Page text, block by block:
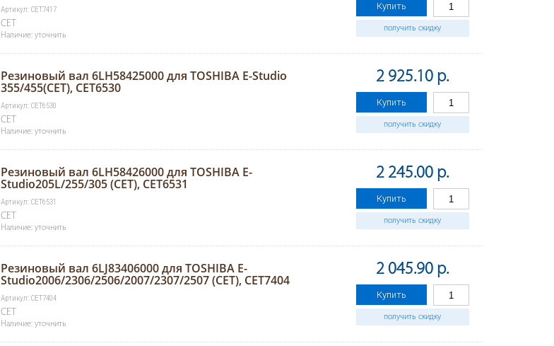
Артикул: CET7417
CET
Наличие: уточнить
Купить
получить скидку
Резиновый вал 6LH58425000 для TOSHIBA E-Studio
355/455(CET), CET6530
Артикул: CET6530
CET
Наличие: уточнить
2 925.10 р.
Купить
получить скидку
Резиновый вал 6LH58426000 для TOSHIBA E-
Studio205L/255/305 (CET), CET6531
Артикул: CET6531
CET
Наличие: уточнить
2 245.00 р.
Купить
получить скидку
Резиновый вал 6LJ83406000 для TOSHIBA E-
Studio2006/2306/2506/2007/2307/2507 (CET), CET7404
Артикул: CET7404
CET
Наличие: уточнить
2 045.90 р.
Купить
получить скидку